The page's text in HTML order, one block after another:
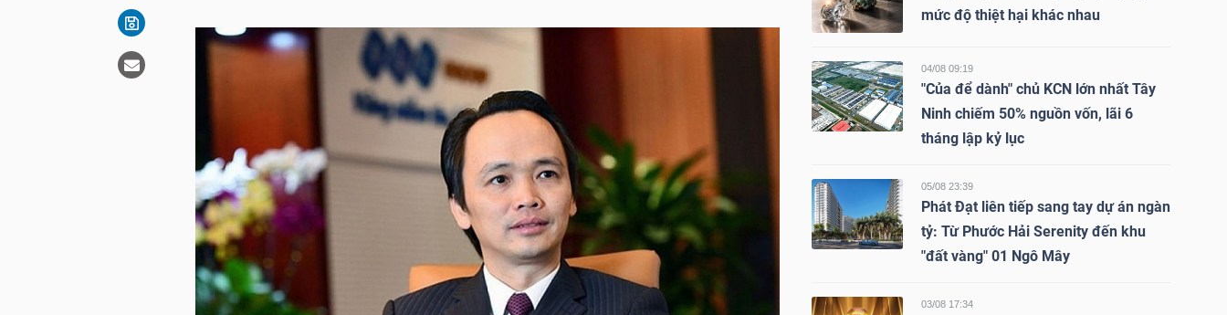
mức độ thiệt hại khác nhau
04/08 09:19
"Của để dành" chủ KCN lớn nhất Tây
Ninh chiếm 50% nguồn vốn, lãi 6
tháng lập kỷ lục
05/08 23:39
Phát Đạt liên tiếp sang tay dự án ngàn
tỷ: Từ Phước Hải Serenity đến khu
"đất vàng" 01 Ngô Mây
03/08 17:34